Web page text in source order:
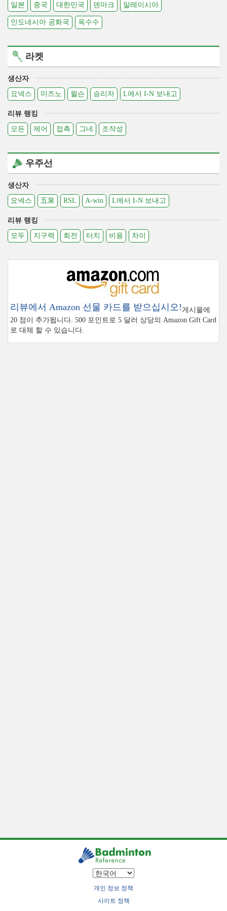
일본
중국 대한민국 덴마크 말레이시아
인도네시아 공화국 옥수수
라켓
생산자
요넥스
미즈노 윌슨 승리자 L에서 I-N 보내고
리뷰 랭킹
모든
제어 접촉 그네 조작성
우주선
생산자
요넥스
五泉 RSL A-win L에서 I-N 보내고
리뷰 랭킹
모두
지구력 회전 터치 비용 차이
리뷰에서 Amazon 선물 카드를 받으십시오! 게시물에
20 점이 추가됩니다. 500 포인트로 5 달러 상당의 Amazon Gift Card
로 대체 할 수 있습니다.
개인 정보 정책
사이트 정책